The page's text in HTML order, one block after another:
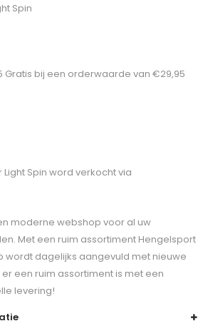
Spin
Gratis bij een orderwaarde van €29,95
Spin word verkocht via
moderne webshop voor al uw
Met een ruim assortiment Hengelsport
wordt dagelijks aangevuld met nieuwe
een ruim assortiment is met een
levering!